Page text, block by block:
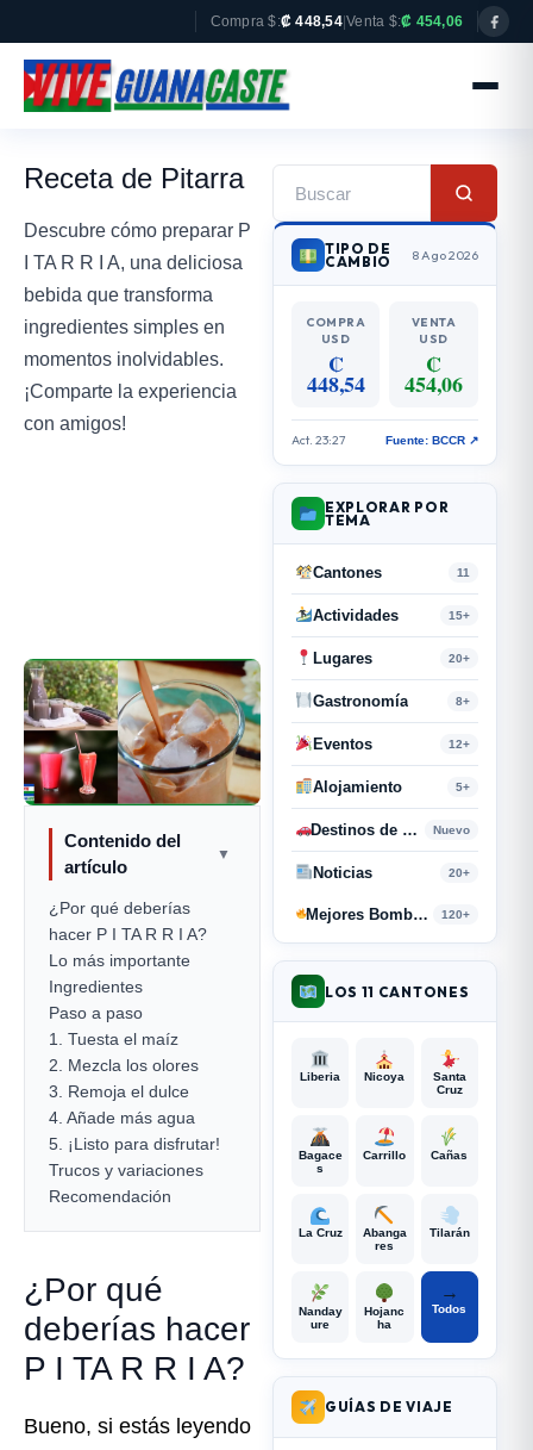
Compra $:₡ 448,54| Venta $:₡ 454,06
Receta de Pitarra
Descubre cómo preparar P
I TA R R I A, una deliciosa
bebida que transforma
ingredientes simples en
momentos inolvidables.
¡Comparte la experiencia
con amigos!
Contenido del
artículo
▼
¿Por qué deberías
hacer P I TA R R I A?
Lo más importante
Ingredientes
Paso a paso
1. Tuesta el maíz
2. Mezcla los olores
3. Remoja el dulce
4. Añade más agua
5. ¡Listo para disfrutar!
Trucos y variaciones
Recomendación
¿Por qué
deberías hacer
P I TA R R I A?
Bueno, si estás leyendo
TIPO DE
CAMBIO 8 Ago 2026
COMPRA
USD
₡
448,54
VENTA
USD
₡
454,06
Act. 23:27 Fuente: BCCR ↗
EXPLORAR POR
TEMA
Cantones 11
Actividades 15+
Lugares 20+
Gastronomía 8+
Eventos 12+
Alojamiento 5+
Destinos de Paso Nuevo
Noticias 20+
Mejores Bombas y Retahílas 120+
LOS 11 CANTONES
Liberia Nicoya
Santa
Cruz
Bagace
s
Carrillo Cañas
La Cruz
Abanga
res
Tilarán
Nanday
ure
Hojanc
ha
→
Todos
GUÍAS DE VIAJE